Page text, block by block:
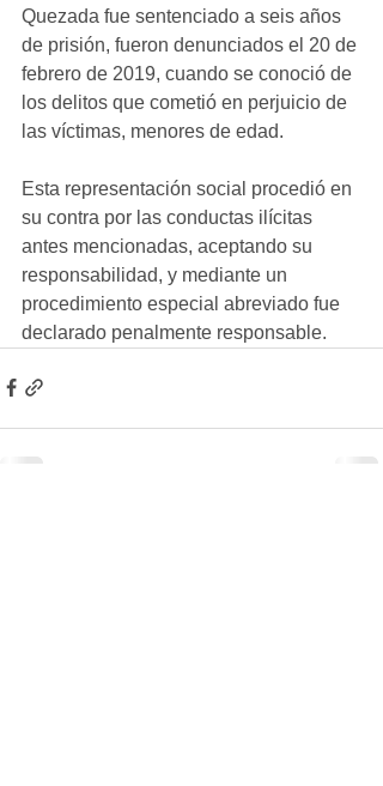
Quezada fue sentenciado a seis años
de prisión, fueron denunciados el 20 de
febrero de 2019, cuando se conoció de
los delitos que cometió en perjuicio de
las víctimas, menores de edad.
Esta representación social procedió en
su contra por las conductas ilícitas
antes mencionadas, aceptando su
responsabilidad, y mediante un
procedimiento especial abreviado fue
declarado penalmente responsable.